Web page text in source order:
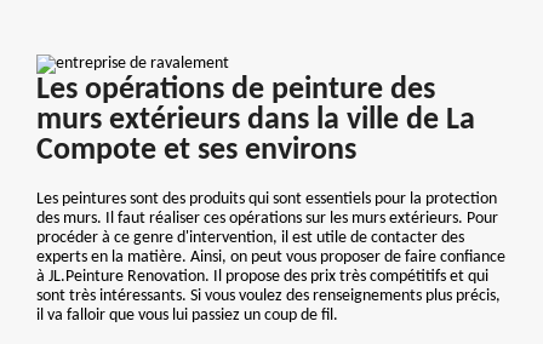
Les opérations de peinture des
murs extérieurs dans la ville de La
Compote et ses environs
Les peintures sont des produits qui sont essentiels pour la protection
des murs. Il faut réaliser ces opérations sur les murs extérieurs. Pour
procéder à ce genre d'intervention, il est utile de contacter des
experts en la matière. Ainsi, on peut vous proposer de faire confiance
à JL.Peinture Renovation. Il propose des prix très compétitifs et qui
sont très intéressants. Si vous voulez des renseignements plus précis,
il va falloir que vous lui passiez un coup de fil.